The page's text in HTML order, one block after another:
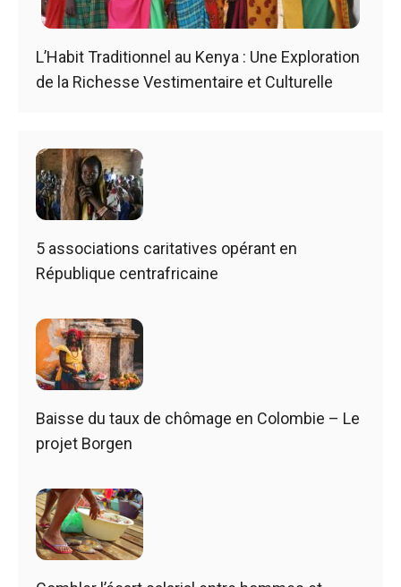
L’Habit Traditionnel au Kenya : Une Exploration
de la Richesse Vestimentaire et Culturelle
5 associations caritatives opérant en
République centrafricaine
Baisse du taux de chômage en Colombie – Le
projet Borgen